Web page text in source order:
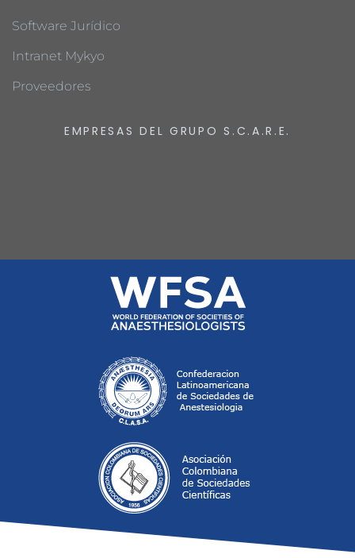
Software Jurídico
Intranet Mykyo
Proveedores
EMPRESAS DEL GRUPO S.C.A.R.E.